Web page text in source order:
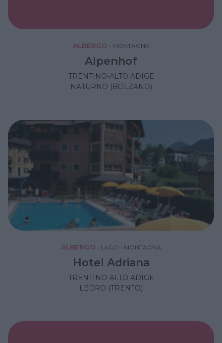
ALBERGO • MONTAGNA
Alpenhof
TRENTINO-ALTO ADIGE
NATURNO (BOLZANO)
ALBERGO • LAGO • MONTAGNA
Hotel Adriana
TRENTINO-ALTO ADIGE
LEDRO (TRENTO)